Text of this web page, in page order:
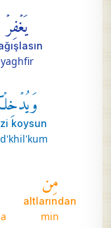
يَغۡفِرۡ
yaghfir
koysun
مِن
altlarından
min